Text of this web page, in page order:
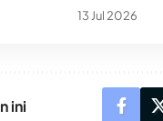
13 Jul 2026
ini